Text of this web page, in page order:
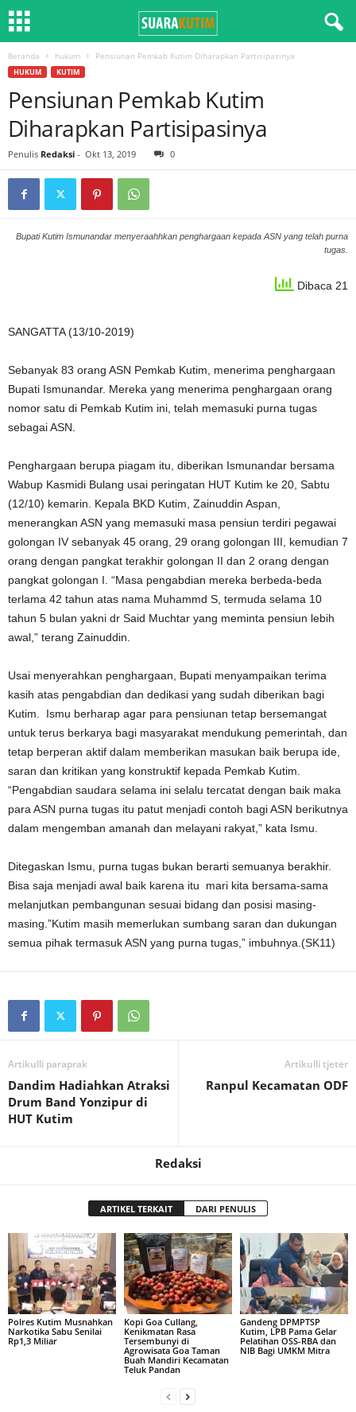
Beranda hukum Pensiunan Pemkab Kutim Diharapkan Partisipasinya
HUKUM KUTIM
Pensiunan Pemkab Kutim
Diharapkan Partisipasinya
Penulis Redaksi - Okt 13, 2019 0
Bupati Kutim Ismunandar menyeraahhkan penghargaan kepada ASN yang telah purna
tugas.
Dibaca 21
SANGATTA (13/10-2019)
Sebanyak 83 orang ASN Pemkab Kutim, menerima penghargaan
Bupati Ismunandar. Mereka yang menerima penghargaan orang
nomor satu di Pemkab Kutim ini, telah memasuki purna tugas
sebagai ASN.
Penghargaan berupa piagam itu, diberikan Ismunandar bersama
Wabup Kasmidi Bulang usai peringatan HUT Kutim ke 20, Sabtu
(12/10) kemarin. Kepala BKD Kutim, Zainuddin Aspan,
menerangkan ASN yang memasuki masa pensiun terdiri pegawai
golongan IV sebanyak 45 orang, 29 orang golongan III, kemudian 7
orang dengan pangkat terakhir golongan II dan 2 orang dengan
pangkat golongan I. “Masa pengabdian mereka berbeda-beda
terlama 42 tahun atas nama Muhammd S, termuda selama 10
tahun 5 bulan yakni dr Said Muchtar yang meminta pensiun lebih
awal,” terang Zainuddin.
Usai menyerahkan penghargaan, Bupati menyampaikan terima
kasih atas pengabdian dan dedikasi yang sudah diberikan bagi
Kutim. Ismu berharap agar para pensiunan tetap bersemangat
untuk terus berkarya bagi masyarakat mendukung pemerintah, dan
tetap berperan aktif dalam memberikan masukan baik berupa ide,
saran dan kritikan yang konstruktif kepada Pemkab Kutim.
“Pengabdian saudara selama ini selalu tercatat dengan baik maka
para ASN purna tugas itu patut menjadi contoh bagi ASN berikutnya
dalam mengemban amanah dan melayani rakyat,” kata Ismu.
Ditegaskan Ismu, purna tugas bukan berarti semuanya berakhir.
Bisa saja menjadi awal baik karena itu mari kita bersama-sama
melanjutkan pembangunan sesuai bidang dan posisi masing-
masing.”Kutim masih memerlukan sumbang saran dan dukungan
semua pihak termasuk ASN yang purna tugas,” imbuhnya.(SK11)
Artikulli paraprak
Dandim Hadiahkan Atraksi
Drum Band Yonzipur di
HUT Kutim
Artikulli tjetër
Ranpul Kecamatan ODF
Redaksi
ARTIKEL TERKAIT DARI PENULIS
Polres Kutim Musnahkan
Narkotika Sabu Senilai
Rp1,3 Miliar
Kopi Goa Cullang,
Kenikmatan Rasa
Tersembunyi di
Agrowisata Goa Taman
Buah Mandiri Kecamatan
Teluk Pandan
Gandeng DPMPTSP
Kutim, LPB Pama Gelar
Pelatihan OSS-RBA dan
NIB Bagi UMKM Mitra